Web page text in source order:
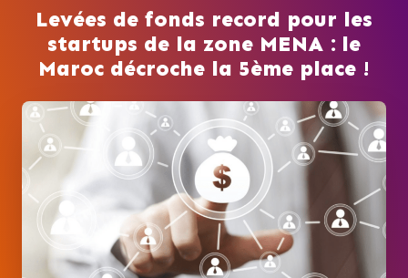
Levées de fonds record pour les
startups de la zone MENA : le
Maroc décroche la 5ème place !